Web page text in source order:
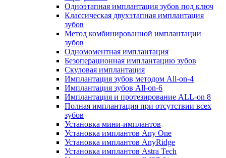
Одноэтапная имплантация зубов под ключ
Классическая двухэтапная имплантация
зубов
Метод комбинированной имплантации
зубов
Одномоментная имплантация
Безоперационная имплантацию зубов
Скуловая имплантация
Имплантация зубов методом All-on-4
Имплантация зубов All-on-6
Имплантация и протезирование ALL-on 8
Полная имплантация при отсутствии всех
зубов
Установка мини-имплантов
Установка имплантов Any One
Установка имплантов AnyRidge
Установка имплантов Astra Tech